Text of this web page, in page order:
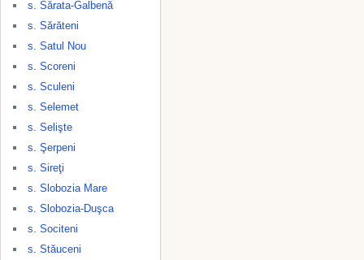
s. Sărata-Galbenă
s. Sărăteni
s. Satul Nou
s. Scoreni
s. Sculeni
s. Selemet
s. Selişte
s. Şerpeni
s. Sireţi
s. Slobozia Mare
s. Slobozia-Duşca
s. Sociteni
s. Stăuceni